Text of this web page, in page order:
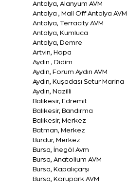
Antalya, Alanyum AVM
Antalya , Mall Off Antalya AVM
Antalya, Terracity AVM
Antalya, Kumluca
Antalya, Demre
Artvin, Hopa
Aydın , Didim
Aydın, Forum Aydın AVM
Aydın, Kuşadası Setur Marina
Aydın, Nazilli
Balıkesir, Edremit
Balıkesir, Bandırma
Balıkesir, Merkez
Batman, Merkez
Burdur, Merkez
Bursa, İnegöl Avm
Bursa, Anatolium AVM
Bursa, Kapalıçarşı
Bursa, Korupark AVM